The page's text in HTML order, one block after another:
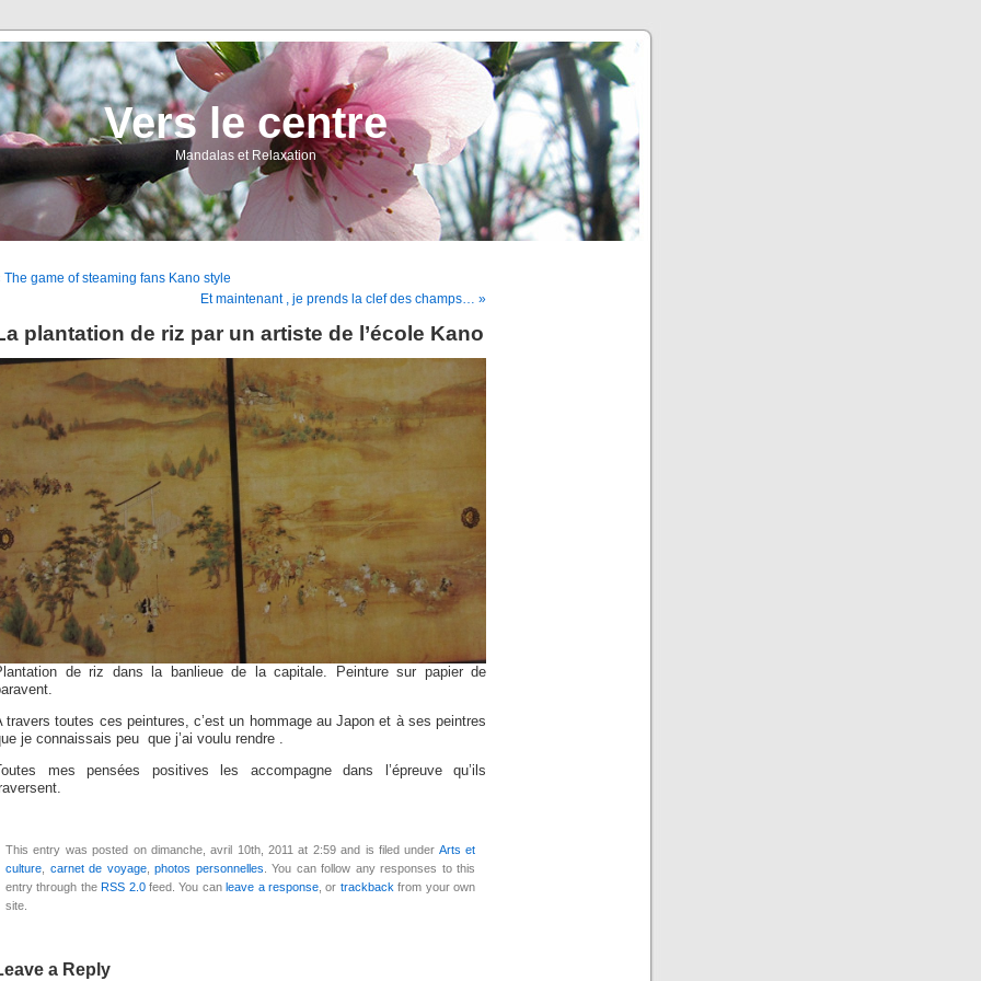
Vers le centre
Mandalas et Relaxation
The game of steaming fans Kano style
Et maintenant , je prends la clef des champs… »
plantation de riz par un artiste de l’école Kano
de riz dans la banlieue de la capitale. Peinture sur papier de
travers toutes ces peintures, c’est un hommage au Japon et à ses peintres
je connaissais peu que j’ai voulu rendre .
mes pensées positives les accompagne dans l’épreuve qu’ils
This entry was posted on dimanche, avril 10th, 2011 at 2:59 and is filed under Arts et
culture
carnet de voyage, photos personnelles . You can follow any responses to this
entry through theRSS 2.0feed. You canleave a response , or trackback from your own
site.
a Reply